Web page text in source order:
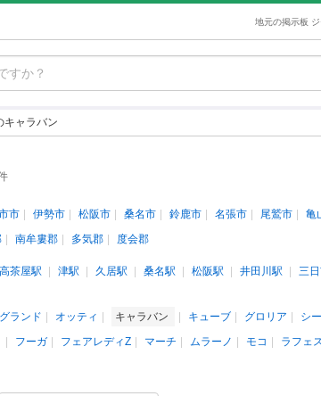
地元の掲示板
キャラバン
市 伊勢市 松阪市 桑名市 鈴鹿市 名張市 尾鷲市 亀
南牟婁郡 多気郡 度会郡
高茶屋駅 津駅 久居駅 桑名駅 松阪駅 井田川駅
三
ランド オッティ キャラバン キューブ グロリア シ
フーガ フェアレディZ マーチ ムラーノ モコ ラフェ